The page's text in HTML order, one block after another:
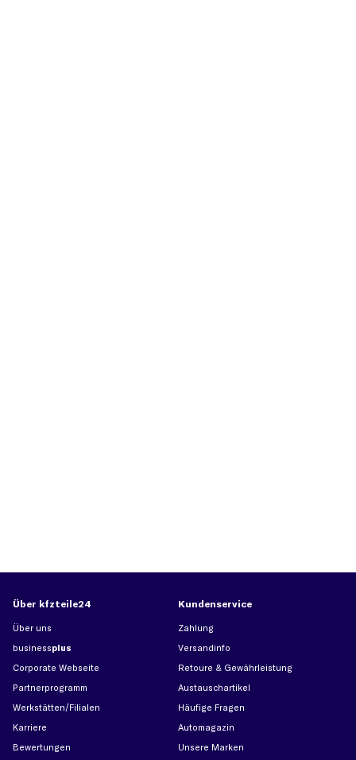
Über kfzteile24
Über uns
businessplus
Corporate Webseite
Partnerprogramm
Werkstätten/Filialen
Karriere
Bewertungen
Kundenservice
Zahlung
Versandinfo
Retoure & Gewährleistung
Austauschartikel
Häufige Fragen
Automagazin
Unsere Marken